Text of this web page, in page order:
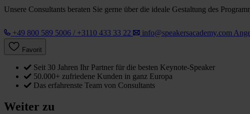
Unsere Consultants beraten Sie gerne über die ideale Gestaltung des
+49 800 589 5006 / +3110 433 33 22 info@speakersacademy.com
Favorit
Seit 30 Jahren Ihr Partner für die besten Keynote-Speaker
50.000+ zufriedene Kunden in ganz Europa
Das erfahrenste Team von Consultants
Weiter zu